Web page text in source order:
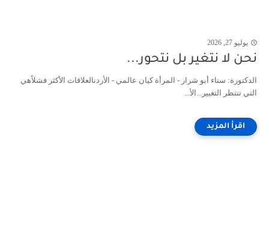
يوليو 27, 2026
نحن لا نتغير بل نتحور...
الدكتورة: سناء أبو شرار - المرأة كيان عالمي - الأردنالعلاقات الأكثر فشلاًهي
التي تنتظر التغيير...الأ...